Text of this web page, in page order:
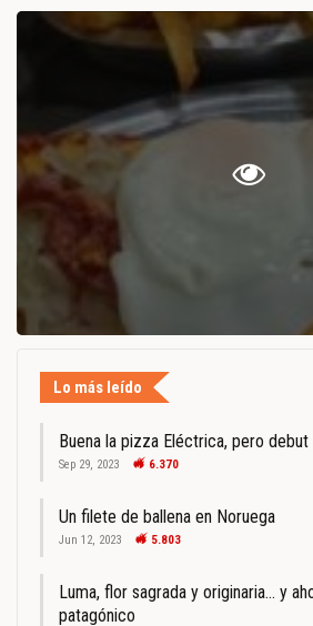
Lo más leído
Buena la pizza Eléctrica, pero
Sep 29, 2023 6.370
Un filete de ballena en Noruega
Jun 12, 2023 5.803
Luma, flor sagrada y originaria… y
patagónico